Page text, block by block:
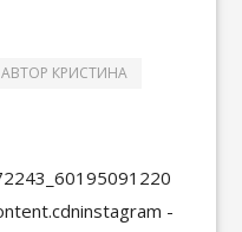
АВТОР КРИСТИНА